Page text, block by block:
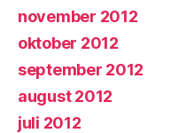
november 2012
oktober 2012
september 2012
august 2012
juli 2012